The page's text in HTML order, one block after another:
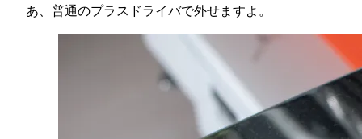
あ、普通のプラスドライバで外せますよ。